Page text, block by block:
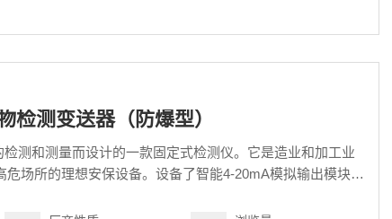
检测变送器（防爆型）
测和测量而设计的一款固定式检测仪。它是造业和加工业
场所的理想安保设备。设备了智能4-20mA模拟输出模块的